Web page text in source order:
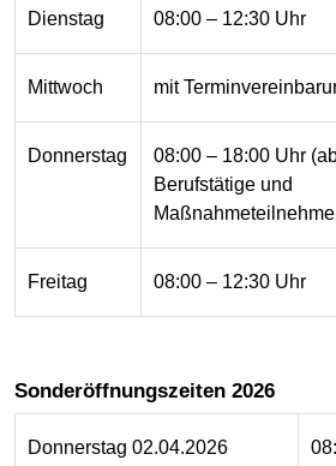
Dienstag 08:00 – 12:30 Uhr
Mittwoch mit
Donnerstag
08:00 – 18:00 Uhr
Berufstätige und
Freitag 08:00 – 12:30 Uhr
Sonderöffnungszeiten 2026
Donnerstag 02.04.2026